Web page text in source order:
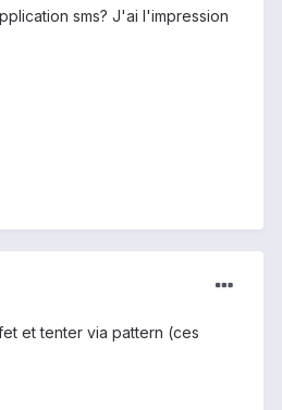
sms? J'ai l'impression
et tenter via pattern (ces